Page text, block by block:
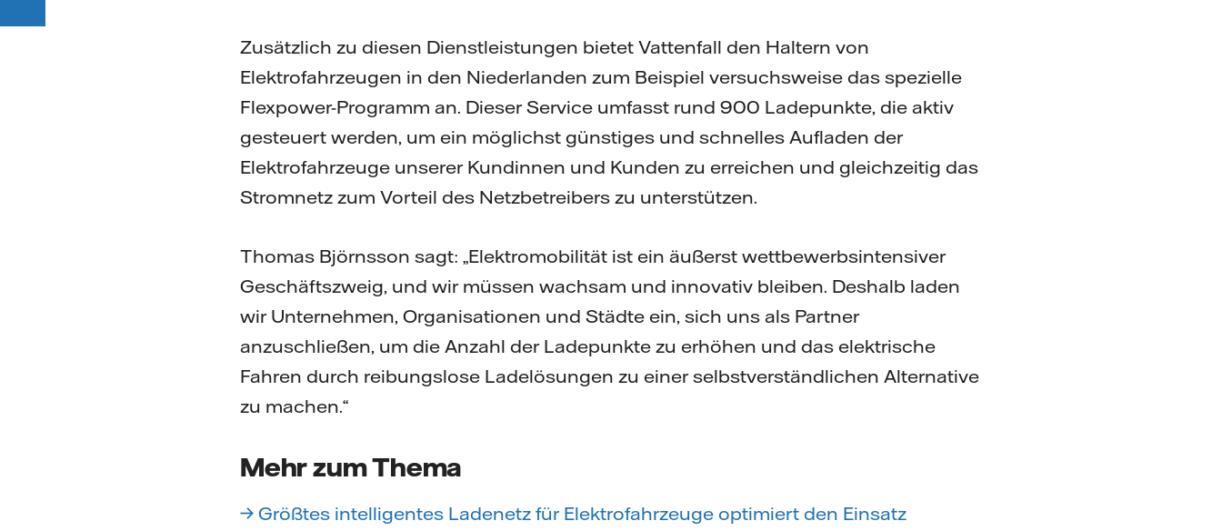
Zusätzlich zu diesen Dienstleistungen bietet Vattenfall den Haltern von
Elektrofahrzeugen in den Niederlanden zum Beispiel versuchsweise das spezielle
Flexpower-Programm an. Dieser Service umfasst rund 900 Ladepunkte, die aktiv
gesteuert werden, um ein möglichst günstiges und schnelles Aufladen der
Elektrofahrzeuge unserer Kundinnen und Kunden zu erreichen und gleichzeitig das
Stromnetz zum Vorteil des Netzbetreibers zu unterstützen.
Thomas Björnsson sagt: „Elektromobilität ist ein äußerst wettbewerbsintensiver
Geschäftszweig, und wir müssen wachsam und innovativ bleiben. Deshalb laden
wir Unternehmen, Organisationen und Städte ein, sich uns als Partner
anzuschließen, um die Anzahl der Ladepunkte zu erhöhen und das elektrische
Fahren durch reibungslose Ladelösungen zu einer selbstverständlichen Alternative
zu machen.“
Mehr zum Thema
→ Größtes intelligentes Ladenetz für Elektrofahrzeuge optimiert den Einsatz